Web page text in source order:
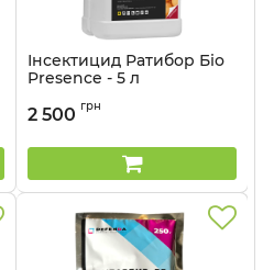
Інсектицид Ратибор Біо
Presence - 5 л
2 500 грн